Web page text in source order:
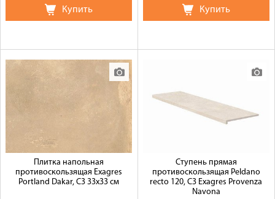
Купить Купить
Плитка напольная
противоскользящая Exagres
Portland Dakar, C3 33x33 см
Ступень прямая
противоскользящая Peldano
recto 120, C3 Exagres Provenza
Navona